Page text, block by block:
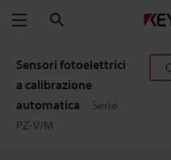
Menu
Sensori fotoelettrici
a calibrazione
automatica
Serie
PZ-V/M